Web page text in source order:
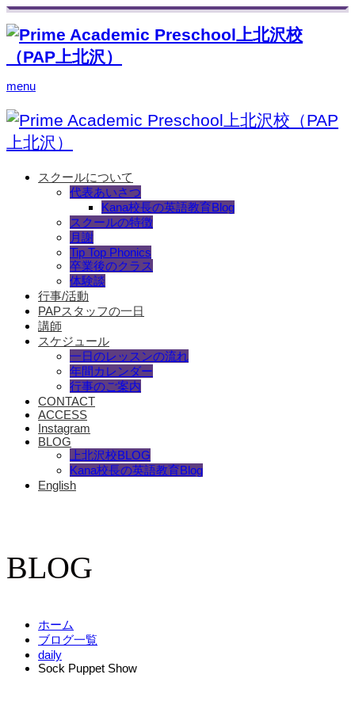
menu
スクールについて
代表あいさつ
Kana校長の英語教育Blog
スクールの特徴
月謝
Tip Top Phonics
卒業後のクラス
体験談
行事/活動
PAPスタッフの一日
講師
スケジュール
一日のレッスンの流れ
年間カレンダー
行事のご案内
CONTACT
ACCESS
Instagram
BLOG
上北沢校BLOG
Kana校長の英語教育Blog
English
BLOG
ホーム
ブログ一覧
daily
Sock Puppet Show